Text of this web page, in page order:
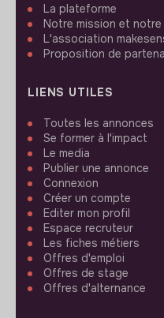
La plateforme
Notre mission et notre
L'association
Proposition de
LIENS UTILES
Toutes les annonces
Se former à l'impact
Le media
Publier une annonce
Connexion
Créer un compte
Editer mon profil
Espace recruteur
Les fiches métiers
Offres d'emploi
Offres de stage
Offres d'alternance